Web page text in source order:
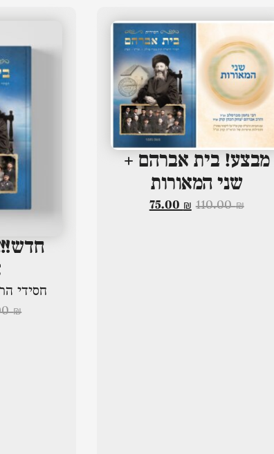
מבצע! בית אברהם +
שני המאורות
110.00₪
75.00 ₪
חסידי
₪